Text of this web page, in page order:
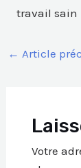
travail sain
← Article
Votre